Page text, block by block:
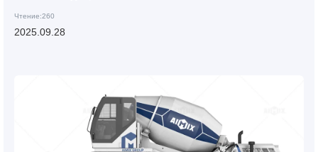
Чтение:260
2025.09.28